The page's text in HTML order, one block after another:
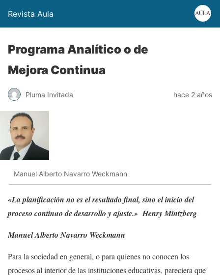
Revista Aula
Programa Analítico o de
Mejora Continua
Pluma Invitada hace 2 años
Manuel Alberto Navarro Weckmann
«La planificación no es el resultado final, sino el inicio del
proceso continuo de desarrollo y ajuste.» Henry Mintzberg
Manuel Alberto Navarro Weckmann
Para la sociedad en general, o para quienes no conocen los
procesos al interior de las instituciones educativas, pareciera que